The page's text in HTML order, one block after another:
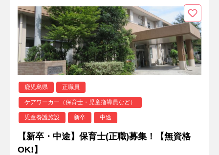
鹿児島県 正職員
ケアワーカー（保育士・児童指導員など）
児童養護施設 新卒 中途
【新卒・中途】保育士(正職)募集！【無資格
OK!】